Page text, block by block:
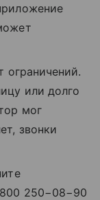
ограничений.
или долго
мог
звонки
250−08−90